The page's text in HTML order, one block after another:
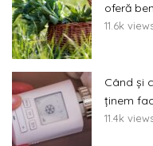
oferă
11.6k
Când și
ținem
11.4k